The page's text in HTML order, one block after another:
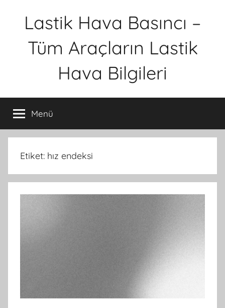
Lastik Hava Basıncı –
Tüm Araçların Lastik
Hava Bilgileri
Menü
Etiket: hız endeksi